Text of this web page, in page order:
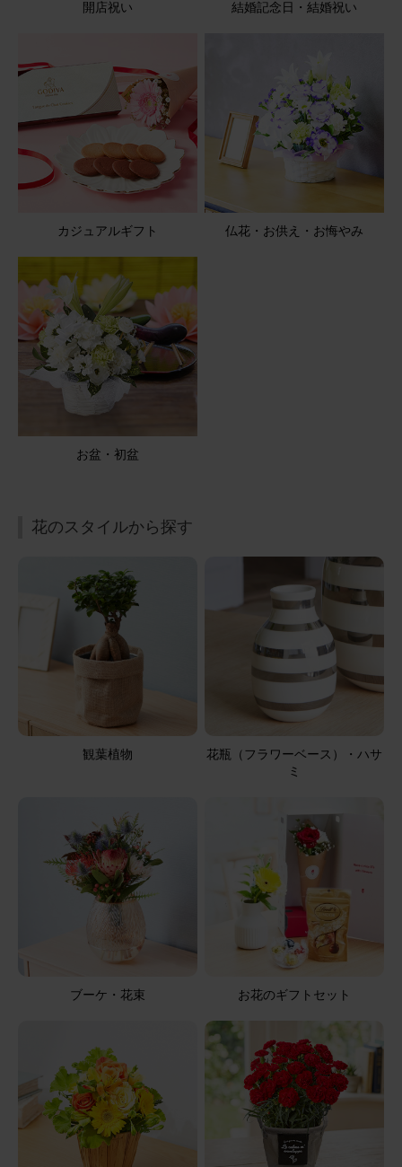
60代
とてもかわいいです
宅配ボックスに入っていましたが、元気な状態でした
アレンジメント(ピンク) Mサイズ
ブルーミーユーザーさん
用途：
自宅用
好きなカラー
写真で見るよりボリュームもあり満足です。
アレンジメント(黄色) Mサイズ
50代
お誕生日のプレゼントに、色指定でお願いしました。１２
月のお誕生日に、クリスマスカラーも添えていただき、季
節感のある素敵なアレンジ。お相手にも喜んでいただき良
かったです。
アレンジメント(黄)Sサイズ Happy Birthdayバルーン付き
2025/08/21
自宅用
2025/08/12
ブルーミーユーザーさん
母の日に送った 大変、喜んでもらった
2026/08/05
ブルーミーユーザーさん 60代
用途：
自宅用
開店祝い 結婚記念日・結婚祝い
カジュアルギフト 仏花・お供え・お悔やみ
お盆・初盆
花のスタイルから探す
観葉植物
花瓶（フラワーベース）・ハサ
ミ
ブーケ・花束 お花のギフトセット